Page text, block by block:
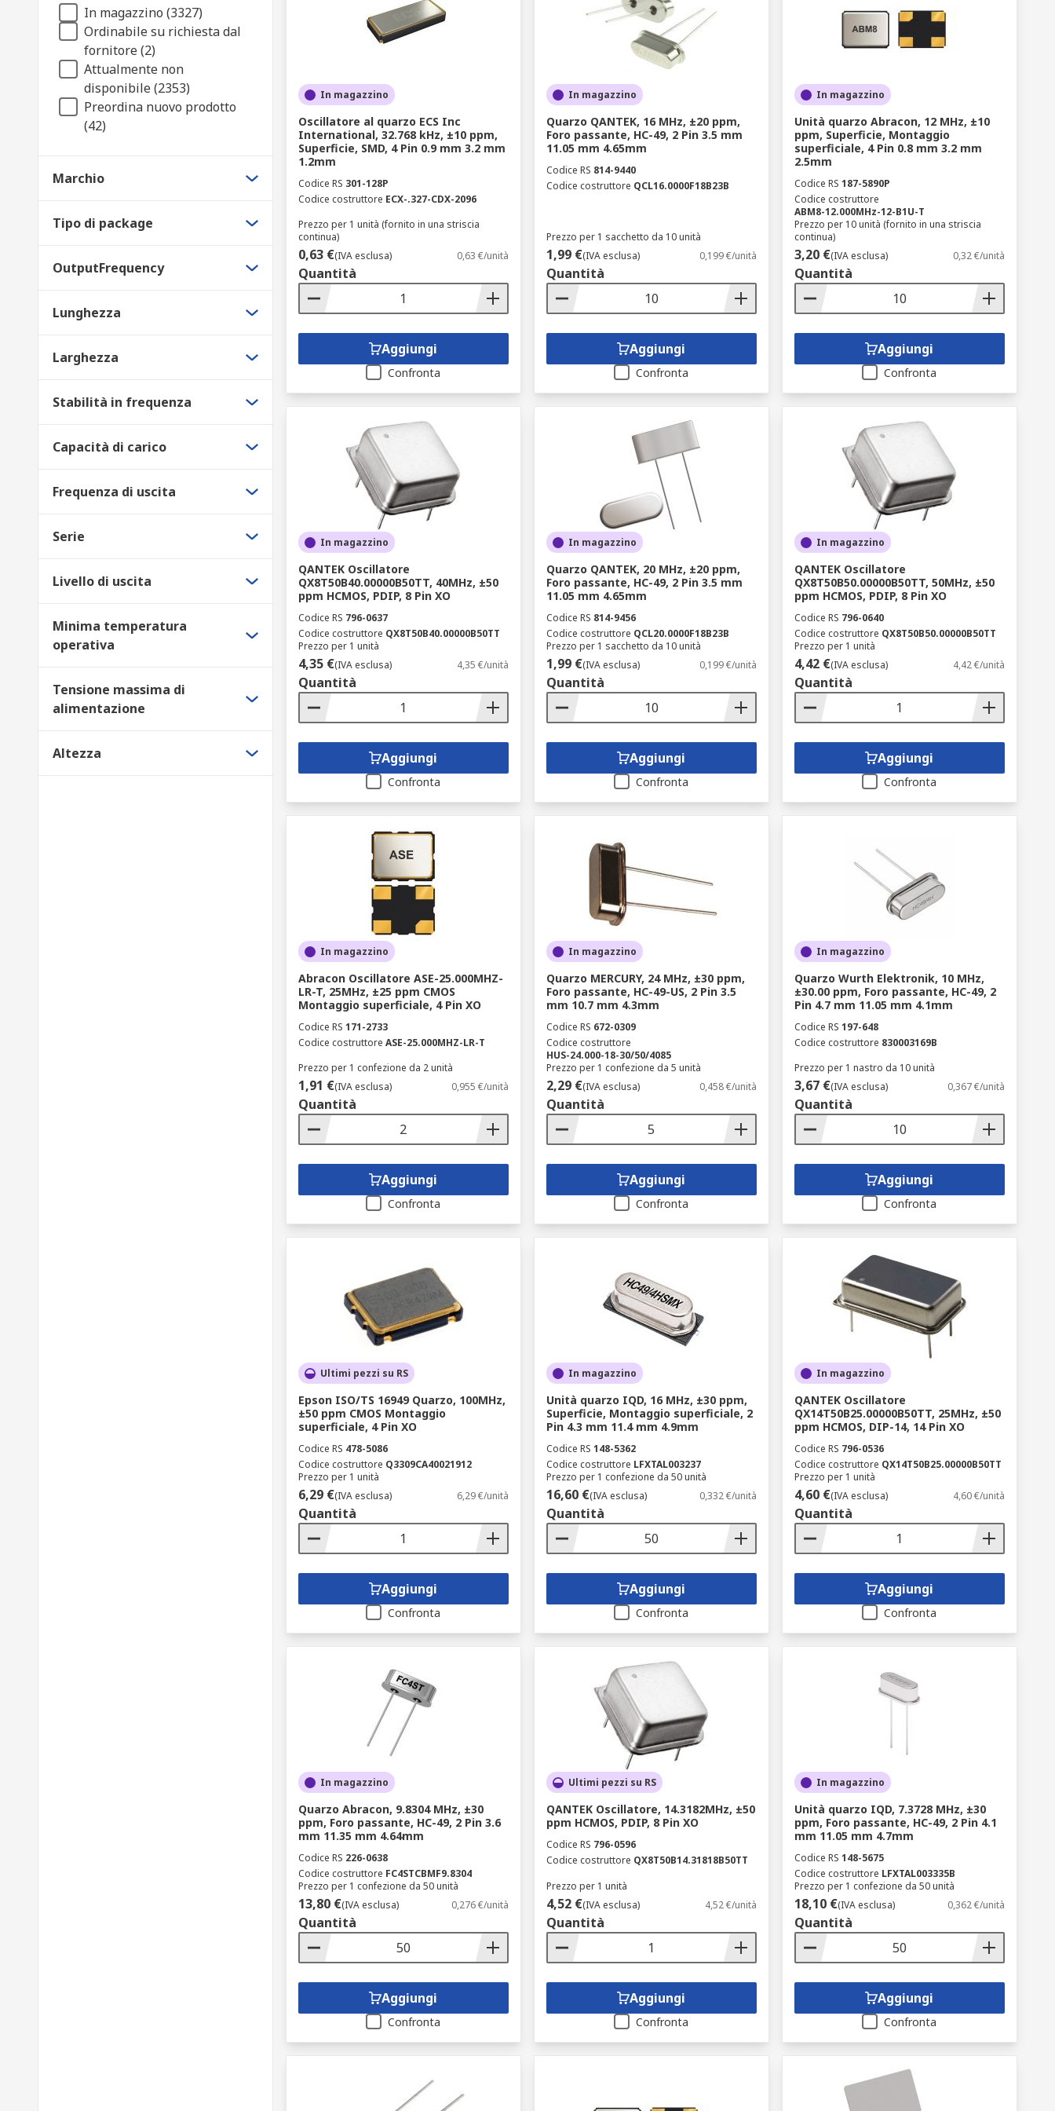
Oscillatori controllati in tensione - questi variano l'ingresso di tensione c.c. per aiutare a controllare la frequenza di oscillazione.
In che ambito vengono utilizzati questi dispositivi?
Questi sono comunemente usati nell'elettronica come dispositivi di temporizzazione in applicazioni quali computer, orologi da polso, microprocessori,
circuiti digitali e microcontrollori.
In magazzino (3327)
Ordinabile su richiesta dal
fornitore (2)
Attualmente non
disponibile (2353)
Preordina nuovo prodotto
(42)
Marchio
Tipo di package
OutputFrequency
Lunghezza
Larghezza
Stabilità in frequenza
Capacità di carico
Frequenza di uscita
Serie
Livello di uscita
Minima temperatura
operativa
Tensione massima di
alimentazione
Altezza
In magazzino
Oscillatore al quarzo ECS Inc
International, 32.768 kHz, ±10 ppm,
Superficie, SMD, 4 Pin 0.9 mm 3.2 mm
1.2mm
Codice RS 301-128P
Codice costruttore ECX-.327-CDX-2096
Prezzo per 1 unità (fornito in una striscia
continua)
0,63 €(IVA esclusa) 0,63 €/unità
Quantità
Aggiungi
Confronta
In magazzino
Quarzo QANTEK, 16 MHz, ±20 ppm,
Foro passante, HC-49, 2 Pin 3.5 mm
11.05 mm 4.65mm
Codice RS 814-9440
Codice costruttore QCL16.0000F18B23B
Prezzo per 1 sacchetto da 10 unità
1,99 €(IVA esclusa) 0,199 €/unità
Quantità
Aggiungi
Confronta
In magazzino
Unità quarzo Abracon, 12 MHz, ±10
ppm, Superficie, Montaggio
superficiale, 4 Pin 0.8 mm 3.2 mm
2.5mm
Codice RS 187-5890P
Codice costruttore
ABM8-12.000MHz-12-B1U-T
Prezzo per 10 unità (fornito in una striscia
continua)
3,20 €(IVA esclusa) 0,32 €/unità
Quantità
Aggiungi
Confronta
In magazzino
QANTEK Oscillatore
QX8T50B40.00000B50TT, 40MHz, ±50
ppm HCMOS, PDIP, 8 Pin XO
Codice RS 796-0637
Codice costruttore QX8T50B40.00000B50TT
Prezzo per 1 unità
4,35 €(IVA esclusa) 4,35 €/unità
Quantità
Aggiungi
Confronta
In magazzino
Quarzo QANTEK, 20 MHz, ±20 ppm,
Foro passante, HC-49, 2 Pin 3.5 mm
11.05 mm 4.65mm
Codice RS 814-9456
Codice costruttore QCL20.0000F18B23B
Prezzo per 1 sacchetto da 10 unità
1,99 €(IVA esclusa) 0,199 €/unità
Quantità
Aggiungi
Confronta
In magazzino
QANTEK Oscillatore
QX8T50B50.00000B50TT, 50MHz, ±50
ppm HCMOS, PDIP, 8 Pin XO
Codice RS 796-0640
Codice costruttore QX8T50B50.00000B50TT
Prezzo per 1 unità
4,42 €(IVA esclusa) 4,42 €/unità
Quantità
Aggiungi
Confronta
In magazzino
Abracon Oscillatore ASE-25.000MHZ-
LR-T, 25MHz, ±25 ppm CMOS
Montaggio superficiale, 4 Pin XO
Codice RS 171-2733
Codice costruttore ASE-25.000MHZ-LR-T
Prezzo per 1 confezione da 2 unità
1,91 €(IVA esclusa) 0,955 €/unità
Quantità
Aggiungi
Confronta
In magazzino
Quarzo MERCURY, 24 MHz, ±30 ppm,
Foro passante, HC-49-US, 2 Pin 3.5
mm 10.7 mm 4.3mm
Codice RS 672-0309
Codice costruttore
HUS-24.000-18-30/50/4085
Prezzo per 1 confezione da 5 unità
2,29 €(IVA esclusa) 0,458 €/unità
Quantità
Aggiungi
Confronta
In magazzino
Quarzo Wurth Elektronik, 10 MHz,
±30.00 ppm, Foro passante, HC-49, 2
Pin 4.7 mm 11.05 mm 4.1mm
Codice RS 197-648
Codice costruttore 830003169B
Prezzo per 1 nastro da 10 unità
3,67 €(IVA esclusa) 0,367 €/unità
Quantità
Aggiungi
Confronta
Ultimi pezzi su RS
Epson ISO/TS 16949 Quarzo, 100MHz,
±50 ppm CMOS Montaggio
superficiale, 4 Pin XO
Codice RS 478-5086
Codice costruttore Q3309CA40021912
Prezzo per 1 unità
6,29 €(IVA esclusa) 6,29 €/unità
Quantità
Aggiungi
Confronta
In magazzino
Unità quarzo IQD, 16 MHz, ±30 ppm,
Superficie, Montaggio superficiale, 2
Pin 4.3 mm 11.4 mm 4.9mm
Codice RS 148-5362
Codice costruttore LFXTAL003237
Prezzo per 1 confezione da 50 unità
16,60 €(IVA esclusa) 0,332 €/unità
Quantità
Aggiungi
Confronta
In magazzino
QANTEK Oscillatore
QX14T50B25.00000B50TT, 25MHz, ±50
ppm HCMOS, DIP-14, 14 Pin XO
Codice RS 796-0536
Codice costruttore QX14T50B25.00000B50TT
Prezzo per 1 unità
4,60 €(IVA esclusa) 4,60 €/unità
Quantità
Aggiungi
Confronta
In magazzino
Quarzo Abracon, 9.8304 MHz, ±30
ppm, Foro passante, HC-49, 2 Pin 3.6
mm 11.35 mm 4.64mm
Codice RS 226-0638
Codice costruttore FC4STCBMF9.8304
Prezzo per 1 confezione da 50 unità
13,80 €(IVA esclusa) 0,276 €/unità
Quantità
Aggiungi
Confronta
Ultimi pezzi su RS
QANTEK Oscillatore, 14.3182MHz, ±50
ppm HCMOS, PDIP, 8 Pin XO
Codice RS 796-0596
Codice costruttore QX8T50B14.31818B50TT
Prezzo per 1 unità
4,52 €(IVA esclusa) 4,52 €/unità
Quantità
Aggiungi
Confronta
In magazzino
Unità quarzo IQD, 7.3728 MHz, ±30
ppm, Foro passante, HC-49, 2 Pin 4.1
mm 11.05 mm 4.7mm
Codice RS 148-5675
Codice costruttore LFXTAL003335B
Prezzo per 1 confezione da 50 unità
18,10 €(IVA esclusa) 0,362 €/unità
Quantità
Aggiungi
Confronta